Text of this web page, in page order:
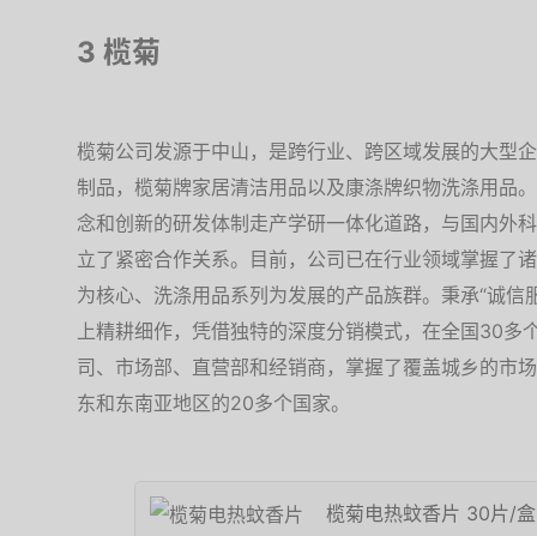
3 榄菊
榄菊公司发源于中山，是跨行业、跨区域发展的大型
制品，榄菊牌家居清洁用品以及康涤牌织物洗涤用品
念和创新的研发体制走产学研一体化道路，与国内外
立了紧密合作关系。目前，公司已在行业领域掌握了
为核心、洗涤用品系列为发展的产品族群。秉承“诚
上精耕细作，凭借独特的深度分销模式，在全国30
司、市场部、直营部和经销商，掌握了覆盖城乡的市
东和东南亚地区的20多个国家。
榄菊电热蚊香片 30片/盒